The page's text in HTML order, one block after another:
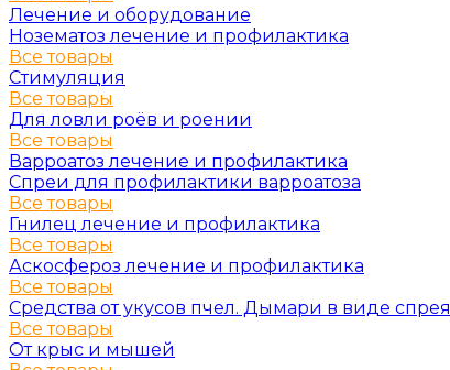
Лечение и оборудование
Нозематоз лечение и профилактика
Все товары
Стимуляция
Все товары
Для ловли роёв и роении
Все товары
Варроатоз лечение и профилактика
Спреи для профилактики варроатоза
Все товары
Гнилец лечение и профилактика
Все товары
Аскосфероз лечение и профилактика
Все товары
Средства от укусов пчел. Дымари в виде спрея
Все товары
От крыс и мышей